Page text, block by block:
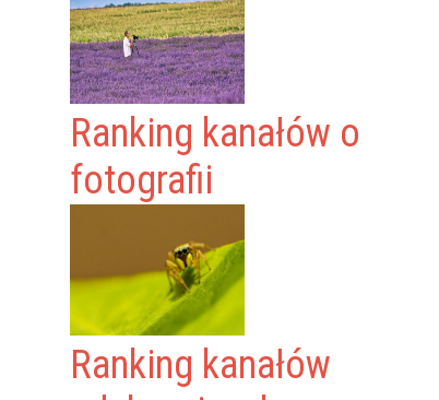
Ranking kanałów o
fotografii
Ranking kanałów